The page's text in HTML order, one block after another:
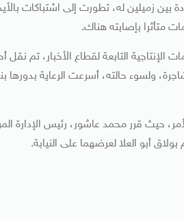
بين زميلين له، تطورت إلى اشتباكات
متأثرا بإصابته هناك.
على إثر مشاجرة بين 3 عمال بإدارة الخدمات الإنتاجية التابعة لقطاع
ولسوء حالته، أسرعت الرعاية
حيث قرر محمد عاشور، رئيس الإدارة
أبو العلا لعرضهما على النيابة.